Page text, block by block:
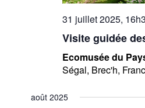
31 juillet 2025,
Visite guidée
Ecomusée du
Ségal, Brec'h,
août 2025